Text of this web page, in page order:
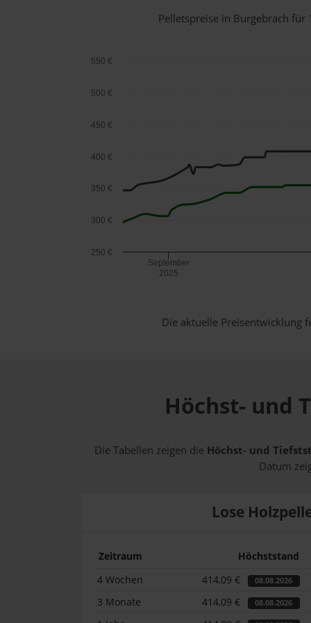
Pelletspreise in Burgebrach für
September
2025
250 €
300 €
350 €
400 €
450 €
500 €
550 €
Die aktuelle Preisentwicklung
Höchst- und
Die Tabellen zeigen die Höchst- und
Datum
Lose
Zeitraum Höchststand
4 Wochen
414,09 € 08.08.2026
3 Monate 414,09 € 08.08.2026